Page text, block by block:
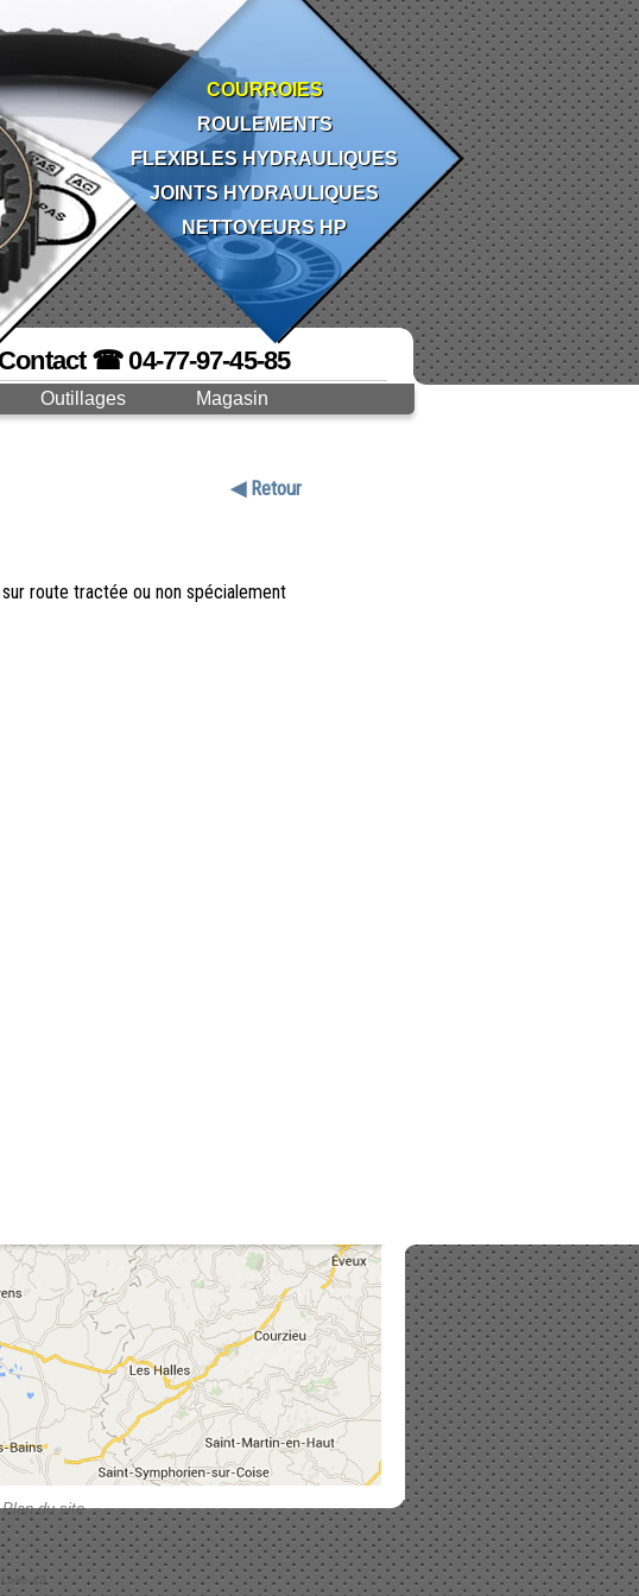
Outillages Magasin
Contact ☎ 04-77-97-45-85
◀ Retour
route tractée ou non spécialement
Plan du site
42
COURROIES
ROULEMENTS
FLEXIBLES HYDRAULIQUES
JOINTS HYDRAULIQUES
NETTOYEURS HP